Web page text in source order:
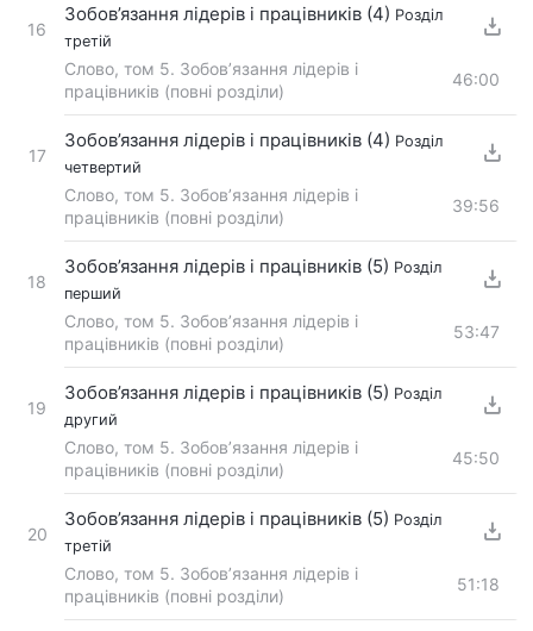
16
Зобов’язання лідерів і працівників (4) Розділ
третій
Слово, том 5. Зобов’язання лідерів і
працівників (повні розділи)
46:00
17
Зобов’язання лідерів і працівників (4) Розділ
четвертий
Слово, том 5. Зобов’язання лідерів і
працівників (повні розділи)
39:56
18
Зобов’язання лідерів і працівників (5) Розділ
перший
Слово, том 5. Зобов’язання лідерів і
працівників (повні розділи)
53:47
19
Зобов’язання лідерів і працівників (5) Розділ
другий
Слово, том 5. Зобов’язання лідерів і
працівників (повні розділи)
45:50
20
Зобов’язання лідерів і працівників (5) Розділ
третій
Слово, том 5. Зобов’язання лідерів і
працівників (повні розділи)
51:18